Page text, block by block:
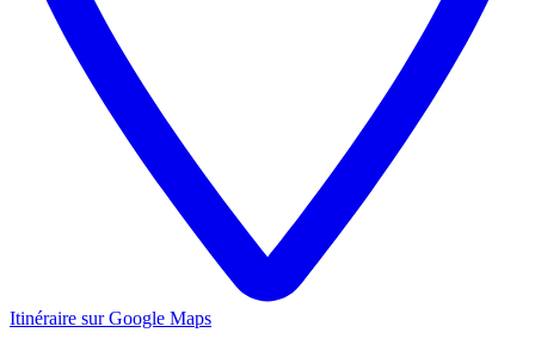
Itinéraire sur Google Maps